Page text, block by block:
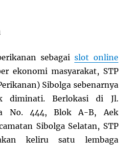
sebagai slot online
ekonomi masyarakat, STP
Sibolga sebenarnya
diminati. Berlokasi di Jl.
No. 444, Blok A-B, Aek
Sibolga Selatan, STP
keliru satu lembaga